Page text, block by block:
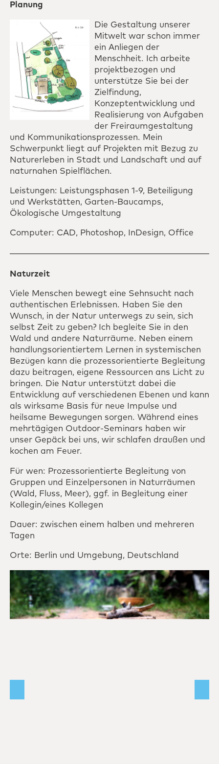
Planung
Die Gestaltung unserer
Mitwelt war schon immer
ein Anliegen der
Menschheit. Ich arbeite
projektbezogen und
unterstütze Sie bei der
Zielfindung,
Konzeptentwicklung und
Realisierung von Aufgaben
der Freiraumgestaltung
und Kommunikationsprozessen. Mein
Schwerpunkt liegt auf Projekten mit Bezug zu
Naturerleben in Stadt und Landschaft und auf
naturnahen Spielflächen.
Leistungen: Leistungsphasen 1-9, Beteiligung
und Werkstätten, Garten-Baucamps,
Ökologische Umgestaltung
Computer: CAD, Photoshop, InDesign, Office
Naturzeit
Viele Menschen bewegt eine Sehnsucht nach
authentischen Erlebnissen. Haben Sie den
Wunsch, in der Natur unterwegs zu sein, sich
selbst Zeit zu geben? Ich begleite Sie in den
Wald und andere Naturräume. Neben einem
handlungsorientiertem Lernen in systemischen
Bezügen kann die prozessorientierte Begleitung
dazu beitragen, eigene Ressourcen ans Licht zu
bringen. Die Natur unterstützt dabei die
Entwicklung auf verschiedenen Ebenen und kann
als wirksame Basis für neue Impulse und
heilsame Bewegungen sorgen. Während eines
mehrtägigen Outdoor-Seminars haben wir
unser Gepäck bei uns, wir schlafen draußen und
kochen am Feuer.
Für wen: Prozessorientierte Begleitung von
Gruppen und Einzelpersonen in Naturräumen
(Wald, Fluss, Meer), ggf. in Begleitung einer
Kollegin/eines Kollegen
Dauer: zwischen einem halben und mehreren
Tagen
Orte: Berlin und Umgebung, Deutschland